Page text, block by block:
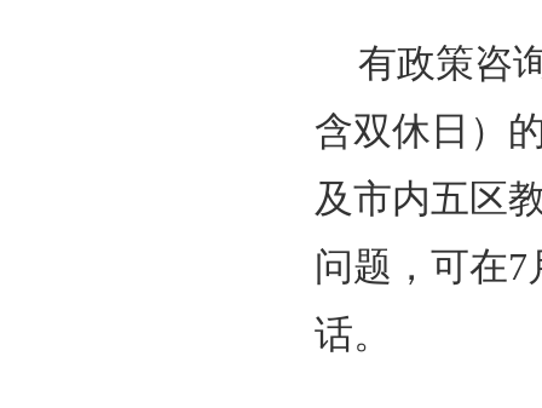
有政策咨
含双休日）
及市内五区
问题，可在
话。